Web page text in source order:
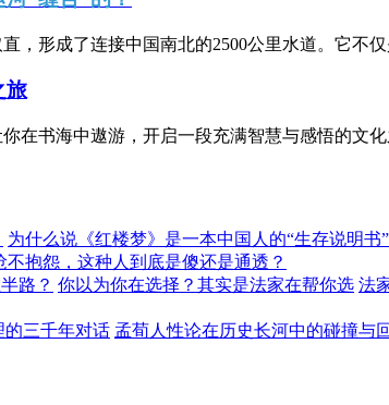
，形成了连接中国南北的2500公里水道。它不仅
旅
在书海中遨游，开启一段充满智慧与感悟的文
为什么说《红楼梦》是一本中国人的“生存说明书”
不抱怨，这种人到底是傻还是通透？
路？ 你以为你在选择？其实是法家在帮你选 法
的三千年对话 孟荀人性论在历史长河中的碰撞与